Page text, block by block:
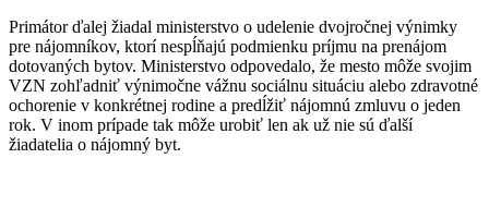
Primátor ďalej žiadal ministerstvo o udelenie dvojročnej výnimky
pre nájomníkov, ktorí nespĺňajú podmienku príjmu na prenájom
dotovaných bytov. Ministerstvo odpovedalo, že mesto môže svojim
VZN zohľadniť výnimočne vážnu sociálnu situáciu alebo zdravotné
ochorenie v konkrétnej rodine a predĺžiť nájomnú zmluvu o jeden
rok. V inom prípade tak môže urobiť len ak už nie sú ďalší
žiadatelia o nájomný byt.